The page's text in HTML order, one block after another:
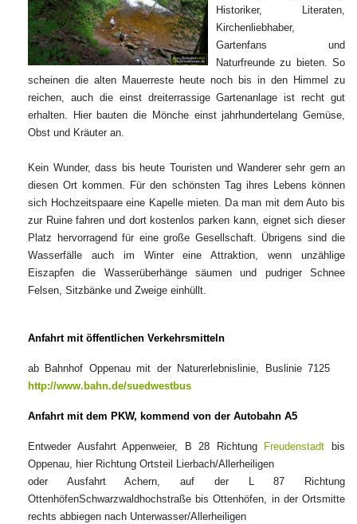
Historiker, Literaten,
Kirchenliebhaber,
Gartenfans und
Naturfreunde zu bieten. So
scheinen die alten Mauerreste heute noch bis in den Himmel zu
reichen, auch die einst dreiterrassige Gartenanlage ist recht gut
erhalten. Hier bauten die Mönche einst jahrhundertelang Gemüse,
Obst und Kräuter an.
Kein Wunder, dass bis heute Touristen und Wanderer sehr gern an
diesen Ort kommen. Für den schönsten Tag ihres Lebens können
sich Hochzeitspaare eine Kapelle mieten. Da man mit dem Auto bis
zur Ruine fahren und dort kostenlos parken kann, eignet sich dieser
Platz hervorragend für eine große Gesellschaft. Übrigens sind die
Wasserfälle auch im Winter eine Attraktion, wenn unzählige
Eiszapfen die Wasserüberhänge säumen und pudriger Schnee
Felsen, Sitzbänke und Zweige einhüllt.
Anfahrt mit öffentlichen Verkehrsmitteln
ab Bahnhof Oppenau mit der Naturerlebnislinie, Buslinie 7125
http://www.bahn.de/suedwestbus
Anfahrt mit dem PKW, kommend von der Autobahn A5
Entweder Ausfahrt Appenweier, B 28 Richtung Freudenstadt bis
Oppenau, hier Richtung Ortsteil Lierbach/Allerheiligen
oder Ausfahrt Achern, auf der L 87 Richtung
OttenhöfenSchwarzwaldhochstraße bis Ottenhöfen, in der Ortsmitte
rechts abbiegen nach Unterwasser/Allerheiligen